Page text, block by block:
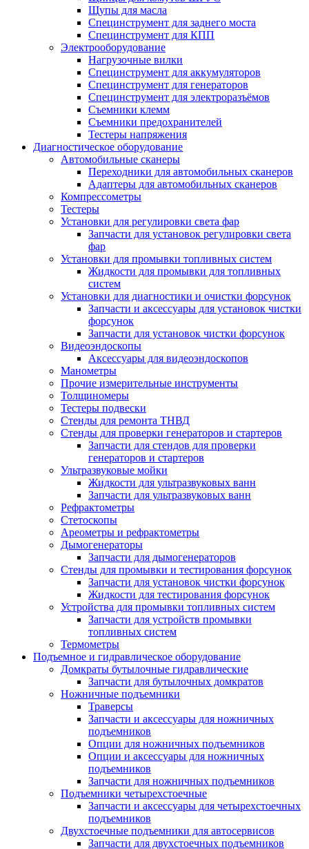
Щупы для масла
Специнструмент для заднего моста
Специнструмент для КПП
Электрооборудование
Нагрузочные вилки
Специнструмент для аккумуляторов
Специнструмент для генераторов
Специнструмент для электроразъёмов
Съемники клемм
Съемники предохранителей
Тестеры напряжения
Диагностическое оборудование
Автомобильные сканеры
Переходники для автомобильных сканеров
Адаптеры для автомобильных сканеров
Компрессометры
Тестеры
Установки для регулировки света фар
Запчасти для установок регулировки света
фар
Установки для промывки топливных систем
Жидкости для промывки для топливных
систем
Установки для диагностики и очистки форсунок
Запчасти и аксессуары для установок чистки
форсунок
Запчасти для установок чистки форсунок
Видеоэндоскопы
Аксессуары для видеоэндоскопов
Манометры
Прочие измерительные инструменты
Толщиномеры
Тестеры подвески
Стенды для ремонта ТНВД
Стенды для проверки генераторов и стартеров
Запчасти для стендов для проверки
генераторов и стартеров
Ультразвуковые мойки
Жидкости для ультразвуковых ванн
Запчасти для ультразвуковых ванн
Рефрактометры
Стетоскопы
Ареометры и рефрактометры
Дымогенераторы
Запчасти для дымогенераторов
Стенды для промывки и тестирования форсунок
Запчасти для установок чистки форсунок
Жидкости для тестирования форсунок
Устройства для промывки топливных систем
Запчасти для устройств промывки
топливных систем
Термометры
Подъемное и гидравлическое оборудование
Домкраты бутылочные гидравлические
Запчасти для бутылочных домкратов
Ножничные подъемники
Траверсы
Запчасти и аксессуары для ножничных
подъемников
Опции для ножничных подъемников
Опции и аксессуары для ножничных
подъемников
Запчасти для ножничных подъемников
Подъемники четырехстоечные
Запчасти и аксессуары для четырехстоечных
подъемников
Двухстоечные подъемники для автосервисов
Запчасти для двухстоечных подъемников